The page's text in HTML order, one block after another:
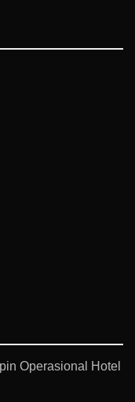
Operasional Hotel